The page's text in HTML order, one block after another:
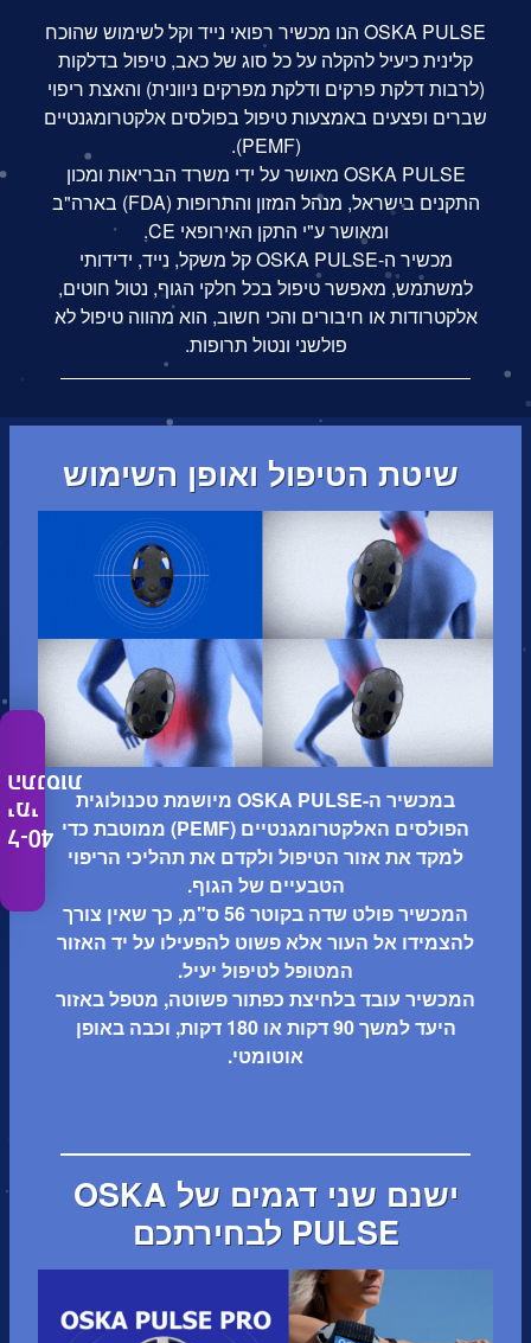
OSKA PULSE הנו מכשיר רפואי נייד וקל לשימוש שהוכח
קלינית כיעיל להקלה על כל סוג של כאב, טיפול בדלקות
(לרבות דלקת פרקים ודלקת מפרקים ניוונית) והאצת ריפוי
שברים ופצעים באמצעות טיפול בפולסים אלקטרומגנטיים
(PEMF).
OSKA PULSE מאושר על ידי משרד הבריאות ומכון
התקנים בישראל, מנהל המזון והתרופות (FDA) בארה"ב
ומאושר ע"י התקן האירופאי CE.
מכשיר ה-OSKA PULSE קל משקל, נייד, ידידותי
למשתמש, מאפשר טיפול בכל חלקי הגוף, נטול חוטים,
אלקטרודות או חיבורים והכי חשוב, הוא מהווה טיפול לא
פולשני ונטול תרופות.
שיטת הטיפול ואופן השימוש
במכשיר ה-OSKA PULSE מיושמת טכנולוגית
הפולסים האלקטרומגנטיים (PEMF) ממוטבת כדי
למקד את אזור הטיפול ולקדם את תהליכי הריפוי
הטבעיים של הגוף.
המכשיר פולט שדה בקוטר 56 ס"מ, כך שאין צורך
להצמידו אל העור אלא פשוט להפעילו על יד האזור
המטופל לטיפול יעיל.
המכשיר עובד בלחיצת כפתור פשוטה, מטפל באזור
היעד למשך 90 דקות או 180 דקות, וכבה באופן
אוטומטי.
ישנם שני דגמים של OSKA
PULSE לבחירתכם
ל-40
ימי
התנסות